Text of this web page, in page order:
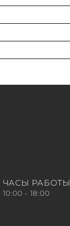
ЧАСЫ РАБОТЫ
10:00 - 18:00